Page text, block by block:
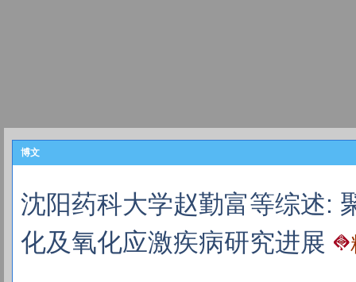
博文
沈阳药科大学赵勤富等综述:
化及氧化应激疾病研究进展